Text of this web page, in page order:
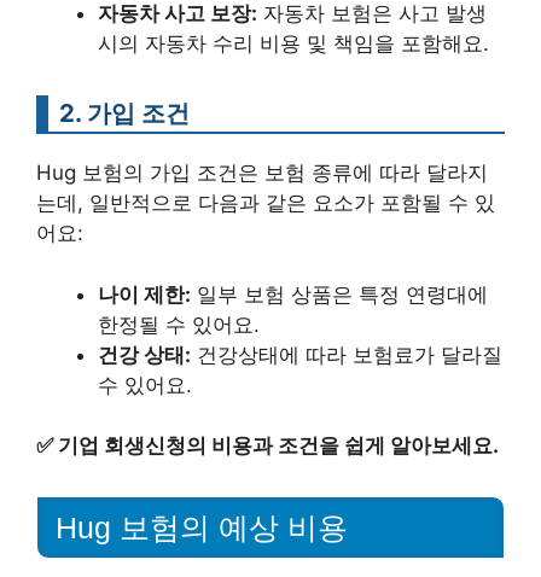
자동차 사고 보장: 자동차 보험은 사고 발생
시의 자동차 수리 비용 및 책임을 포함해요.
2. 가입 조건
Hug 보험의 가입 조건은 보험 종류에 따라 달라지
는데, 일반적으로 다음과 같은 요소가 포함될 수 있
어요:
나이 제한: 일부 보험 상품은 특정 연령대에
한정될 수 있어요.
건강 상태: 건강상태에 따라 보험료가 달라질
수 있어요.
✅ 기업 회생신청의 비용과 조건을 쉽게 알아보세요.
Hug 보험의 예상 비용